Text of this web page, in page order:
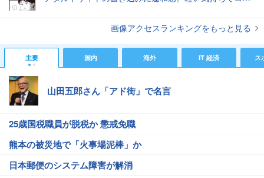
画像アクセスランキングをもっと見る
主要 国内 海外 IT 経済 ス
山田五郎さん「アド街」で名言
25歳国税職員が脱税か 懲戒免職
熊本の被災地で「火事場泥棒」か
日本郵便のシステム障害が解消